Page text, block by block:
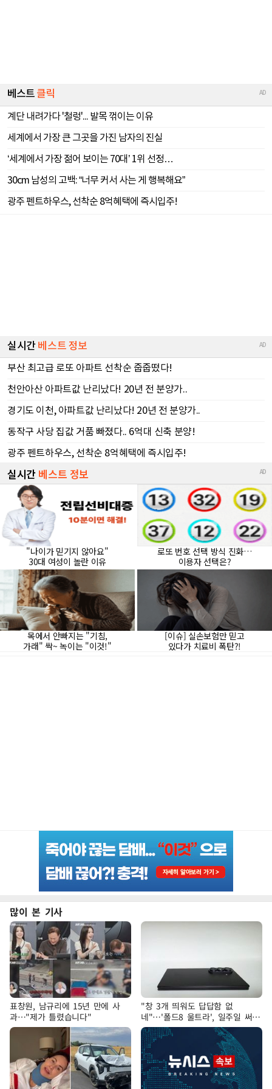
많이 본 기사
표창원, 남규리에 15년 만에 사
과…"제가 틀렸습니다"
"창 3개 띄워도 답답함 없
네"…'폴드8 울트라', 일주일 써보
니